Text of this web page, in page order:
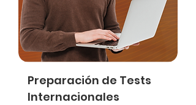
Preparación de Tests
Internacionales